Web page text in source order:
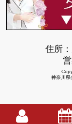
住所
神奈川